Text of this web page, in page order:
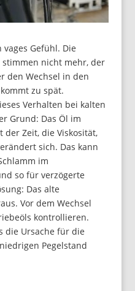
Gefühl. Die
nicht mehr, der
den Wechsel in den
zu spät.
Verhalten bei kalten
Grund: Das Öl im
Zeit, die Viskosität,
sich. Das kann
im
so für verzögerte
Das alte
Vor dem Wechsel
kontrollieren.
die Ursache für die
Pegelstand